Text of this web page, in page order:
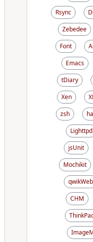
Rsync
Zebedee
Font
Emacs
tDiary
Xen
zsh
Lighttpd
jsUnit
Mochikit
qwikWeb
CHM